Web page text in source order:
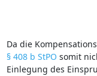
Da die
§ 408 b StPO somit
Einlegung des